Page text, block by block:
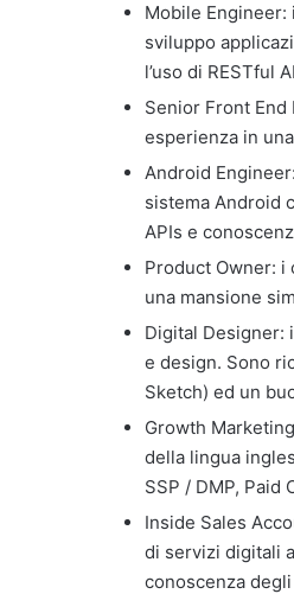
Mobile
sviluppo
l’uso di RESTful
Senior Front
esperienza in
Android
sistema Android
APIs e
Product Owner: i
una mansione
Digital Designer:
e design. Sono
Sketch) ed un
Growth
della lingua
SSP / DMP, Paid
Inside Sales
di servizi digitali
conoscenza